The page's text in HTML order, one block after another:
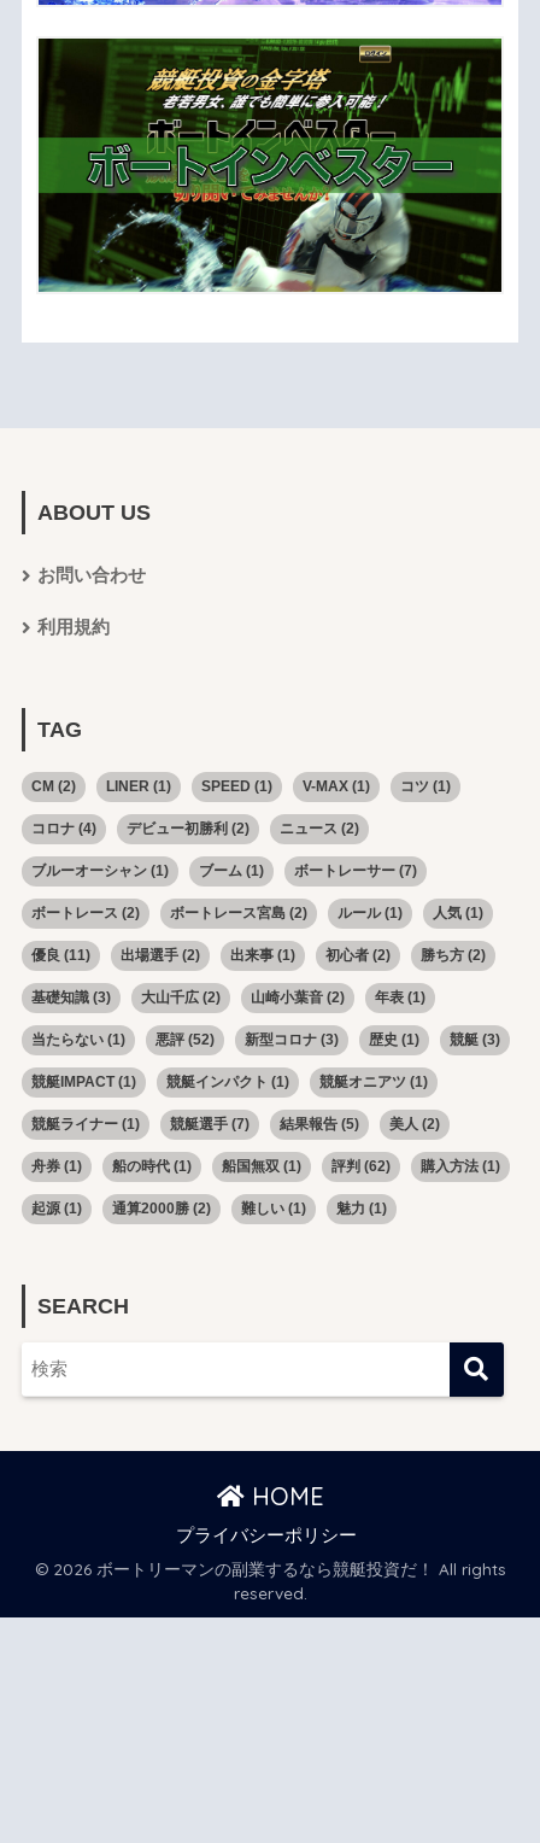
ABOUT US
お問い合わせ
利用規約
TAG
CM (2) LINER (1) SPEED (1) V-MAX(1) コツ (1)
コロナ(4) デビュー初勝利 (2) ニュース (2)
ブルーオーシャン(1) ブーム(1) ボートレーサー(7)
ボートレース (2) ボートレース宮島(2) ルール(1) 人気(1)
優良 (11) 出場選手(2) 出来事(1) 初心者(2) 勝ち方(2)
基礎知識(3) 大山千広(2) 山崎小葉音(2) 年表(1)
当たらない(1) 悪評(52) 新型コロナ(3) 歴史 (1) 競艇(3)
競艇IMPACT(1) 競艇インパクト (1) 競艇オニアツ (1)
競艇ライナー(1) 競艇選手(7) 結果報告(5) 美人 (2)
舟券(1) 船の時代(1) 船国無双(1) 評判 (62) 購入方法(1)
起源(1) 通算2000勝(2) 難しい(1) 魅力 (1)
SEARCH
HOME
プライバシーポリシー
© 2026 ボートリーマンの副業するなら競艇投資だ！ All rights
reserved.